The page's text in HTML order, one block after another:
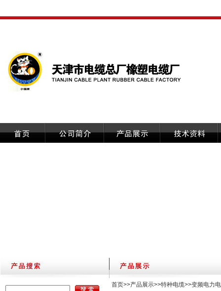
首页>>产品展示>>特种电缆>>变频电力